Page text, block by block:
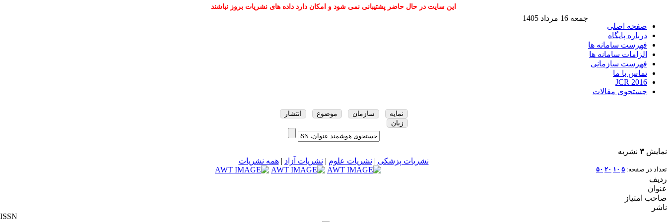
این سایت در حال حاضر پشتیبانی نمی شود و امکان دارد داده های نشریات بروز نباشند
صفحه اصلی
درباره پایگاه
فهرست سامانه ها
الزامات سامانه ها
فهرست سازمانی
تماس با ما
JCR 2016
جستجوی مقالات
جمعه 16 مرداد 1405
نمایه سازمان موضوع
انتشار
زبان
نمایش ۳ نشریه
نشریات پزشکی | نشریات علوم | نشریات آزاد |همه نشریات
تعداد در صفحه: ۵ ۱۰ ۲۰ ۵۰
ردیف
عنوان
صاحب امتیاز
ناشر
ISSN